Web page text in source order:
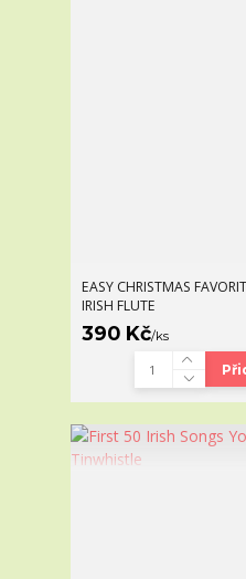
EASY CHRISTMAS
IRISH FLUTE
390 Kč/ks